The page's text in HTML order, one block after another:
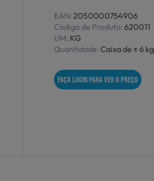
EAN: 2050000754906
Código de Produto: 620011
UM: KG
Quantidade: Caixa de ± 6 kg
FAÇA LOGIN PARA VER O PREÇO